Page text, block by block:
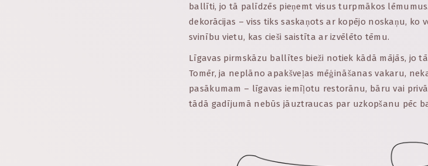
ballīti, jo tā palīdzēs pieņemt visus turpmākos
dekorācijas – viss tiks saskaņots ar kopējo noskaņu, ko
svinību vietu, kas cieši saistīta ar izvēlēto tēmu.
Līgavas pirmskāzu ballītes bieži notiek kādā mājās, jo
Tomēr, ja neplāno apakšveļas mēģināšanas vakaru,
pasākumam – līgavas iemīļotu restorānu, bāru vai
tādā gadījumā nebūs jāuztraucas par uzkopšanu pēc